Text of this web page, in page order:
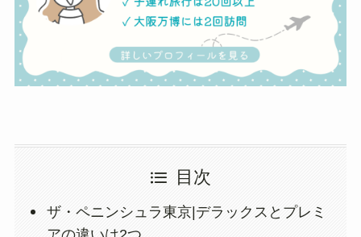
目次
ザ・ペニンシュラ東京|デラックスとプレミ